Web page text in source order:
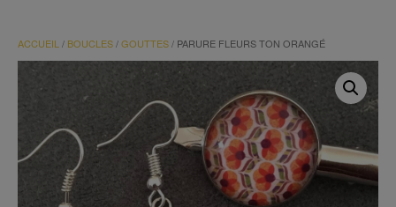
ACCUEIL / BOUCLES/GOUTTES/ PARURE FLEURS TON ORANGÉ